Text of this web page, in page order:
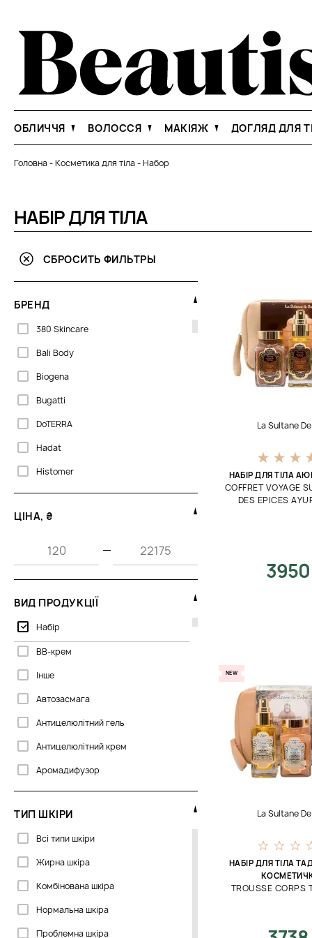
ОБЛИЧЧЯ ВОЛОССЯ МАКІЯЖ ДОГЛЯД ДЛЯ
Головна-Косметика для тіла-Набор
НАБІР ДЛЯ ТІЛА
СБРОСИТЬ ФИЛЬТРЫ
БРЕНД
380 Skincare
Bali Body
Biogena
Bugatti
DoTERRA
Hadat
Histomer
Janssen Cosmetics
La Biosthetique
Oxford Biolabs
ЦІНА, ₴
—
ВИД ПРОДУКЦІЇ
Набір
BB-крем
Інше
Автозасмага
Антицелюлітний гель
Антицелюлітний крем
Аромадифузор
Аромат для автомобіля
Ароматизований спрей
Ароматична свічка
Бальзам для обличчя
Бальзам для сосків
Бальзам для тіла
ТИП ШКІРИ
Всі типи шкіри
Жирна шкіра
Комбінована шкіра
Нормальна шкіра
Проблемна шкіра
La Sultane
НАБІР ДЛЯ ТІЛА
COFFRET VOYAGE
DES EPICES
NEW
La Sultane
НАБІР ДЛЯ ТІЛА
TROUSSE CORPS